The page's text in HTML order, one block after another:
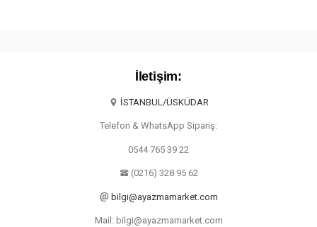
İletişim:
İSTANBUL/ÜSKÜDAR
Telefon & WhatsApp Sipariş:
0544 765 39 22
(0216) 328 95 62
bilgi@ayazmamarket.com
Mail: bilgi@ayazmamarket.com